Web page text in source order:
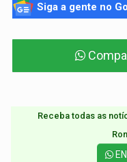
Siga a gente no
Receba todas as